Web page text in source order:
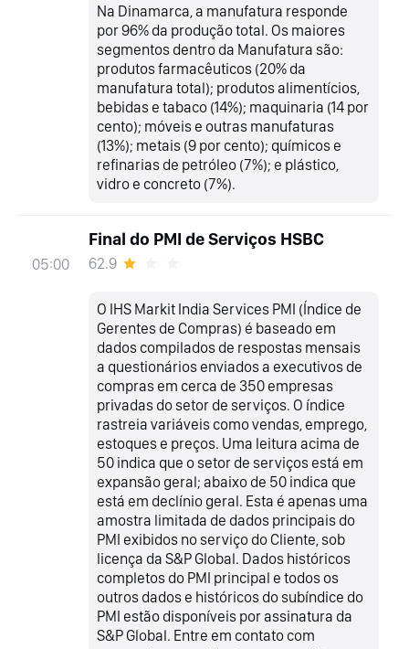
Na Dinamarca, a manufatura responde
por 96% da produção total. Os maiores
segmentos dentro da Manufatura são:
produtos farmacêuticos (20% da
manufatura total); produtos alimentícios,
bebidas e tabaco (14%); maquinaria (14 por
cento); móveis e outras manufaturas
(13%); metais (9 por cento); químicos e
refinarias de petróleo (7%); e plástico,
vidro e concreto (7%).
05:00
Final do PMI de Serviços HSBC
62.9
O IHS Markit India Services PMI (Índice de
Gerentes de Compras) é baseado em
dados compilados de respostas mensais
a questionários enviados a executivos de
compras em cerca de 350 empresas
privadas do setor de serviços. O índice
rastreia variáveis como vendas, emprego,
estoques e preços. Uma leitura acima de
50 indica que o setor de serviços está em
expansão geral; abaixo de 50 indica que
está em declínio geral. Esta é apenas uma
amostra limitada de dados principais do
PMI exibidos no serviço do Cliente, sob
licença da S&P Global. Dados históricos
completos do PMI principal e todos os
outros dados e históricos do subíndice do
PMI estão disponíveis por assinatura da
S&P Global. Entre em contato com